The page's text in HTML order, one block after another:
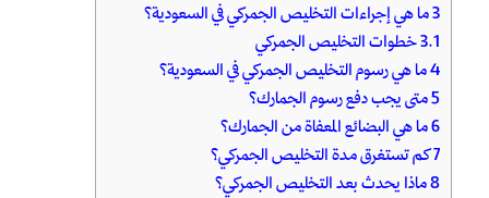
3ما هي إجراءات التخليص الجمركي في السعودية؟
3.1خطوات التخليص الجمركي
4ما هي رسوم التخليص الجمركي في السعودية؟
5متى يجب دفع رسوم الجمارك؟
6ما هي البضائع المعفاة من الجمارك؟
7كم تستغرق مدة التخليص الجمركي؟
8ماذا يحدث بعد التخليص الجمركي؟